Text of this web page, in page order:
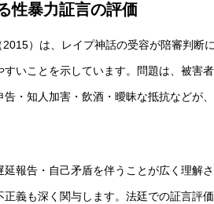
性暴力証言の評価
）は、レイプ神話の受容が陪審判断
いことを示しています。問題は、被害
・知人加害・飲酒・曖昧な抵抗などが
延報告・自己矛盾を伴うことが広く理解
正義も深く関与します。法廷での証言評